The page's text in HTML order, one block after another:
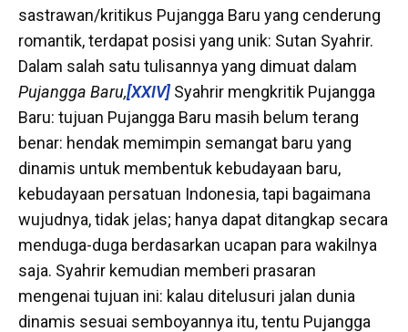
sastrawan/kritikus Pujangga Baru yang cenderung
romantik, terdapat posisi yang unik: Sutan Syahrir.
Dalam salah satu tulisannya yang dimuat dalam
Pujangga Baru,[XXIV] Syahrir mengkritik Pujangga
Baru: tujuan Pujangga Baru masih belum terang
benar: hendak memimpin semangat baru yang
dinamis untuk membentuk kebudayaan baru,
kebudayaan persatuan Indonesia, tapi bagaimana
wujudnya, tidak jelas; hanya dapat ditangkap secara
menduga-duga berdasarkan ucapan para wakilnya
saja. Syahrir kemudian memberi prasaran
mengenai tujuan ini: kalau ditelusuri jalan dunia
dinamis sesuai semboyannya itu, tentu Pujangga